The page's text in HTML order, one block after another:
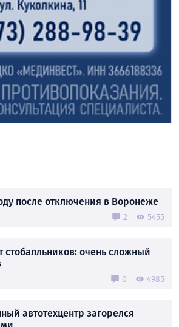
после отключения в Воронеже
2 5455
стобалльников: очень сложный
0 4985
автотехцентр загорелся